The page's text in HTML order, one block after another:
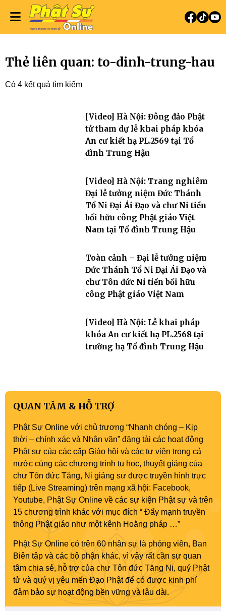
Thẻ liên quan: to-dinh-trung-hau
Có 4 kết quả tìm kiếm
[Video] Hà Nội: Đông đảo Phật
tử tham dự lễ khai pháp khóa
An cư kiết hạ PL.2569 tại Tổ
đình Trung Hậu
[Video] Hà Nội: Trang nghiêm
Đại lễ tưởng niệm Đức Thánh
Tổ Ni Đại Ái Đạo và chư Ni tiền
bối hữu công Phật giáo Việt
Nam tại Tổ đình Trung Hậu
Toàn cảnh – Đại lễ tưởng niệm
Đức Thánh Tổ Ni Đại Ái Đạo và
chư Tôn đức Ni tiền bối hữu
công Phật giáo Việt Nam
[Video] Hà Nội: Lễ khai pháp
khóa An cư kiết hạ PL.2568 tại
trường hạ Tổ đình Trung Hậu
QUAN TÂM & HỖ TRỢ
Phật Sự Online với chủ trương “Nhanh chóng – Kịp
thời – chính xác và Nhân văn” đăng tải các hoạt động
Phật sự của các cấp Giáo hội và các tự viện trong cả
nước cùng các chương trình tu học, thuyết giảng của
chư Tôn đức Tăng, Ni giảng sư được truyền hình trực
tiếp (Live Streaming) trên mạng xã hội: Facebook,
Youtube, Phật Sự Online về các sự kiện Phật sự và trên
15 chương trình khác với mục đích “ Đẩy mạnh truyền
thông Phật giáo như một kênh Hoằng pháp …”
Phật Sự Online có trên 60 nhân sự là phóng viên, Ban
Biên tập và các bộ phận khác, vì vậy rất cần sự quan
tâm chia sẻ, hỗ trợ của chư Tôn đức Tăng Ni, quý Phật
tử và quý vị yêu mến Đạo Phật để có được kinh phí
đảm bảo sự hoạt động bền vững và lâu dài.